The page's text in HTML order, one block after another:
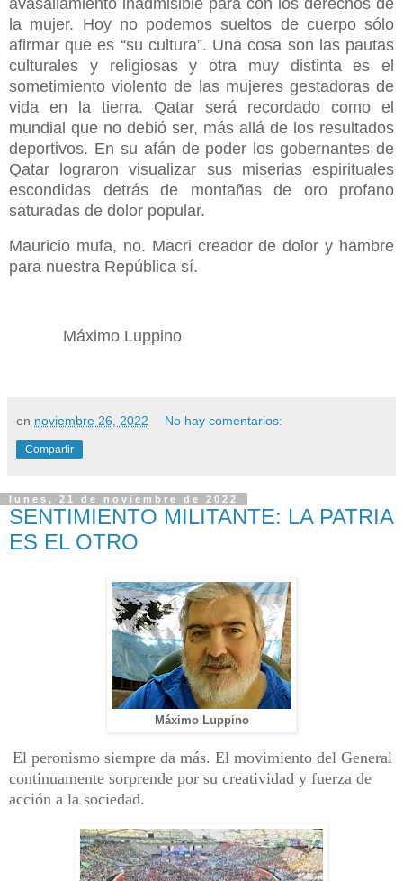
la mujer. Hoy no podemos sueltos de cuerpo sólo
afirmar que es “su cultura”. Una cosa son las pautas
culturales y religiosas y otra muy distinta es el
sometimiento violento de las mujeres gestadoras de
vida en la tierra. Qatar será recordado como el
mundial que no debió ser, más allá de los resultados
deportivos. En su afán de poder los gobernantes de
Qatar lograron visualizar sus miserias espirituales
escondidas detrás de montañas de oro profano
saturadas de dolor popular.
Mauricio mufa, no. Macri creador de dolor y hambre
para nuestra República sí.
Máximo Luppino
en noviembre 26, 2022 No hay comentarios:
Compartir
lunes, 21 de noviembre de 2022
SENTIMIENTO MILITANTE: LA PATRIA
ES EL OTRO
Máximo Luppino
El peronismo siempre da más. El movimiento del General
continuamente sorprende por su creatividad y fuerza de
acción a la sociedad.